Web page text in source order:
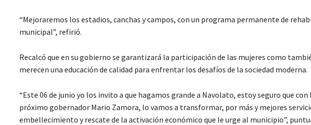
“Mejoraremos los estadios, canchas y campos, con un programa permanente de
municipal”, refirió.
Recalcó que en su gobierno se garantizará la participación de las mujeres como
merecen una educación de calidad para enfrentar los desafíos de la sociedad moderna.
“Este 06 de junio yo los invito a que hagamos grande a Navolato, estoy seguro que
próximo gobernador Mario Zamora, lo vamos a transformar, por más y mejores
embellecimiento y rescate de la activación económico que le urge al municipio”,